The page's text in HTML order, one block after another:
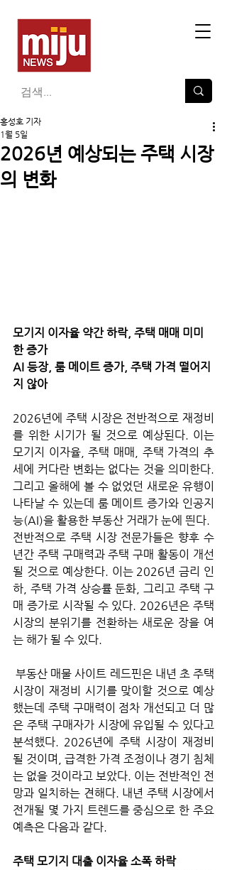
2026년 예상되는 주택 시장
의 변화
홍성호 기자
1월 5일
모기지 이자율 약간 하락, 주택 매매 미미
한 증가
AI 등장, 룸 메이트 증가, 주택 가격 떨어지
지 않아
2026년에 주택 시장은 전반적으로 재정비
를 위한 시기가 될 것으로 예상된다. 이는
모기지 이자율, 주택 매매, 주택 가격의 추
세에 커다란 변화는 없다는 것을 의미한다.
그리고 올해에 볼 수 없었던 새로운 유행이
나타날 수 있는데 룸 메이트 증가와 인공지
능(AI)을 활용한 부동산 거래가 눈에 띈다.
전반적으로 주택 시장 전문가들은 향후 수
년간 주택 구매력과 주택 구매 활동이 개선
될 것으로 예상한다. 이는 2026년 금리 인
하, 주택 가격 상승률 둔화, 그리고 주택 구
매 증가로 시작될 수 있다. 2026년은 주택
시장의 분위기를 전환하는 새로운 장을 여
는 해가 될 수 있다.
부동산 매물 사이트 레드핀은 내년 초 주택
시장이 재정비 시기를 맞이할 것으로 예상
했는데 주택 구매력이 점차 개선되고 더 많
은 주택 구매자가 시장에 유입될 수 있다고
분석했다. 2026년에 주택 시장이 재정비
될 것이며, 급격한 가격 조정이나 경기 침체
는 없을 것이라고 보았다. 이는 전반적인 전
망과 일치하는 견해다. 내년 주택 시장에서
전개될 몇 가지 트렌드를 중심으로 한 주요
예측은 다음과 같다.
주택 모기지 대출 이자율 소폭 하락